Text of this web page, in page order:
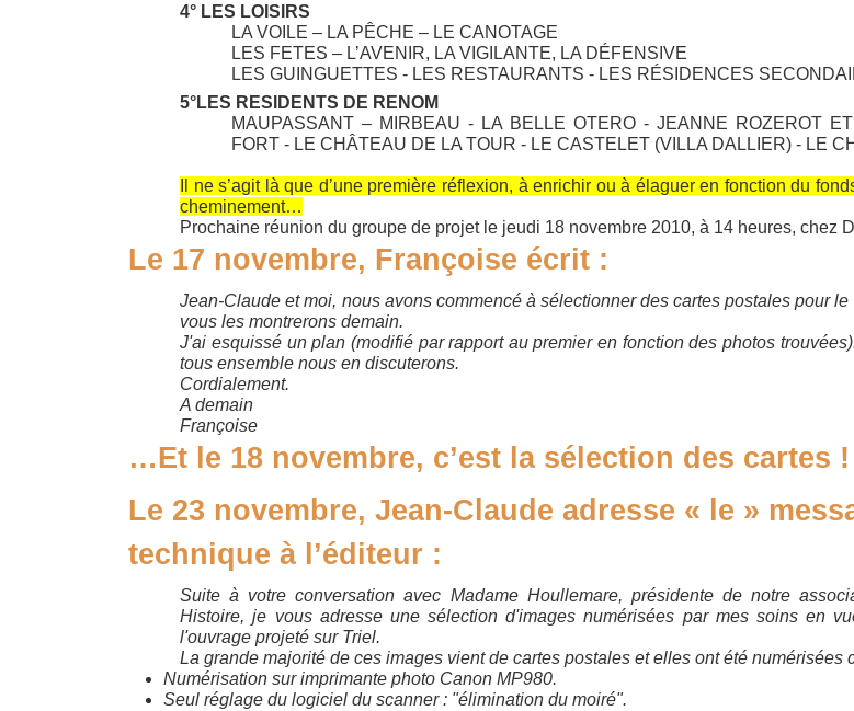
4° LES LOISIRS
LA VOILE – LA PÊCHE – LE CANOTAGE
LES FETES – L’AVENIR, LA VIGILANTE, LA DÉFENSIVE
LES GUINGUETTES - LES RESTAURANTS - LES RÉSIDENCES
5°LES RESIDENTS DE RENOM
MAUPASSANT – MIRBEAU - LA BELLE OTERO - JEANNE ROZEROT
FORT - LE CHÂTEAU DE LA TOUR - LE CASTELET (VILLA DALLIER) - LE
Il ne s’agit là que d’une première réflexion, à enrichir ou à élaguer en fonction du
cheminement…
Prochaine réunion du groupe de projet le jeudi 18 novembre 2010, à 14 heures, chez
Le 17 novembre, Françoise écrit :
Jean-Claude et moi, nous avons commencé à sélectionner des cartes postales pour
vous les montrerons demain.
J'ai esquissé un plan (modifié par rapport au premier en fonction des photos
tous ensemble nous en discuterons.
Cordialement.
A demain
Françoise
…Et le 18 novembre, c’est la sélection des cartes !
Le 23 novembre, Jean-Claude adresse « le »
technique à l’éditeur :
Suite à votre conversation avec Madame Houllemare, présidente de notre
Histoire, je vous adresse une sélection d'images numérisées par mes soins en
l'ouvrage projeté sur Triel.
La grande majorité de ces images vient de cartes postales et elles ont été numérisées
Numérisation sur imprimante photo Canon MP980.
Seul réglage du logiciel du scanner : "élimination du moiré".